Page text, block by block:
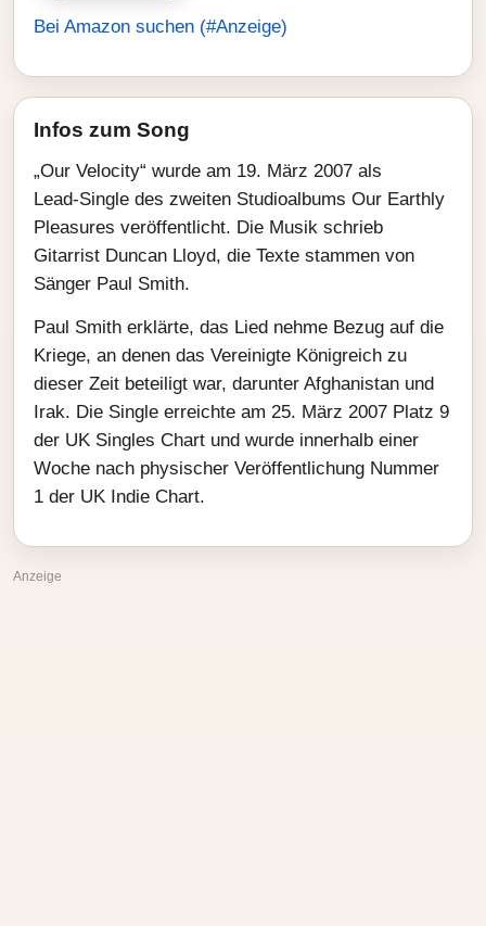
Bei Amazon suchen (#Anzeige)
Infos zum Song
„Our Velocity“ wurde am 19. März 2007 als
Lead‑Single des zweiten Studioalbums Our Earthly
Pleasures veröffentlicht. Die Musik schrieb
Gitarrist Duncan Lloyd, die Texte stammen von
Sänger Paul Smith.
Paul Smith erklärte, das Lied nehme Bezug auf die
Kriege, an denen das Vereinigte Königreich zu
dieser Zeit beteiligt war, darunter Afghanistan und
Irak. Die Single erreichte am 25. März 2007 Platz 9
der UK Singles Chart und wurde innerhalb einer
Woche nach physischer Veröffentlichung Nummer
1 der UK Indie Chart.
Anzeige